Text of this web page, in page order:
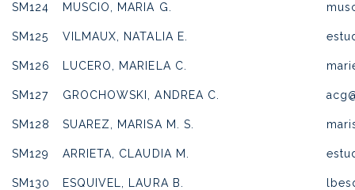
SM124 MUSCIO, MARIA G.
SM125 VILMAUX, NATALIA E.
SM126 LUCERO, MARIELA C.
SM127 GROCHOWSKI, ANDREA C.
SM128 SUAREZ, MARISA M. S.
SM129 ARRIETA, CLAUDIA M.
SM130 ESQUIVEL, LAURA B.